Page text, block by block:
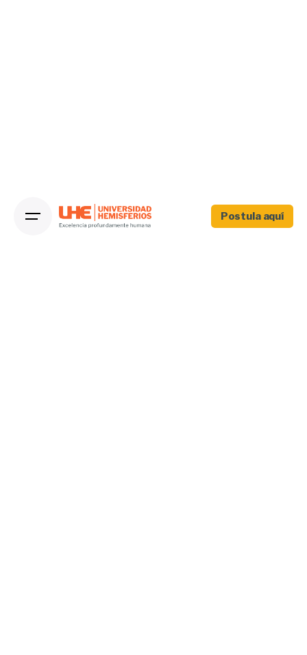
Postula aquí